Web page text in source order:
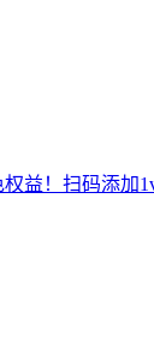
益！ 扫码添加